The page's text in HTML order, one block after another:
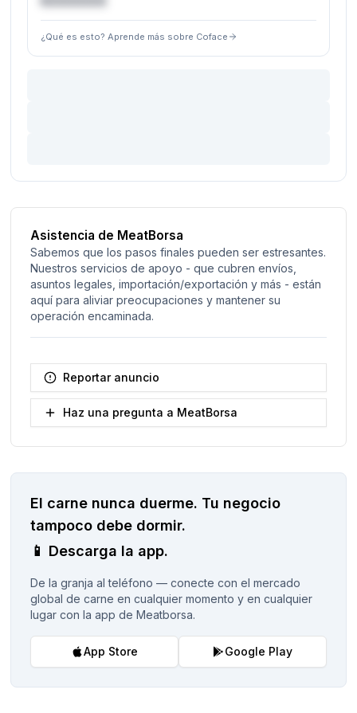
¿Qué es esto? Aprende más sobre Coface
Asistencia de MeatBorsa
Sabemos que los pasos finales pueden ser estresantes.
Nuestros servicios de apoyo - que cubren envíos,
asuntos legales, importación/exportación y más - están
aquí para aliviar preocupaciones y mantener su
operación encaminada.
Reportar anuncio
Haz una pregunta a MeatBorsa
El carne nunca duerme. Tu negocio
tampoco debe dormir.
📱 Descarga la app.
De la granja al teléfono — conecte con el mercado
global de carne en cualquier momento y en cualquier
lugar con la app de Meatborsa.
App Store Google Play